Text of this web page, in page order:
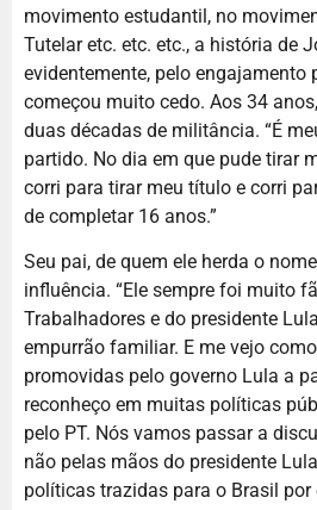
movimento estudantil, no
Tutelar etc. etc. etc., a história de
evidentemente, pelo engajamento
começou muito cedo. Aos 34
duas décadas de militância. “É
partido. No dia em que pude tirar
corri para tirar meu título e corri
de completar 16 anos.”
Seu pai, de quem ele herda o
influência. “Ele sempre foi muito
Trabalhadores e do presidente
empurrão familiar. E me vejo
promovidas pelo governo Lula a
reconheço em muitas políticas
pelo PT. Nós vamos passar a
não pelas mãos do presidente
políticas trazidas para o Brasil por